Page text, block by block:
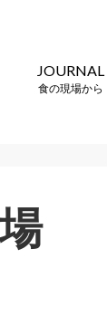
JOURNAL
食の現場から